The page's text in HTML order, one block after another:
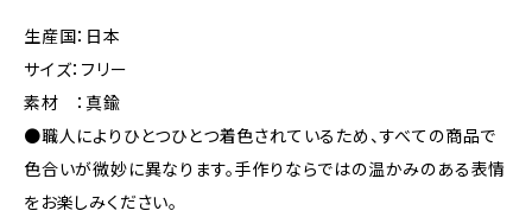
生産国：日本
サイズ：フリー
素材 ：真鍮
●職人によりひとつひとつ着色されているため、すべての商品で
色合いが微妙に異なります。手作りならではの温かみのある表情
をお楽しみください。